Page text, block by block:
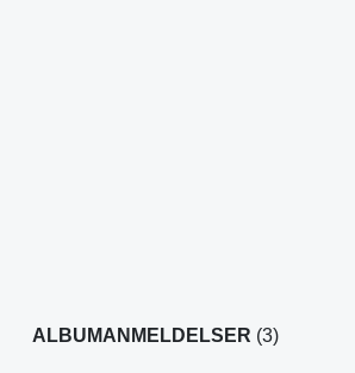
ALBUMANMELDELSER (3)